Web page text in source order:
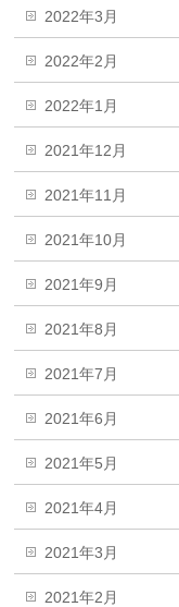
2022年3月
2022年2月
2022年1月
2021年12月
2021年11月
2021年10月
2021年9月
2021年8月
2021年7月
2021年6月
2021年5月
2021年4月
2021年3月
2021年2月